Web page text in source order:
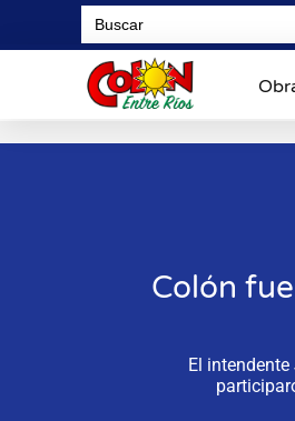
Search
for:
Colón
El